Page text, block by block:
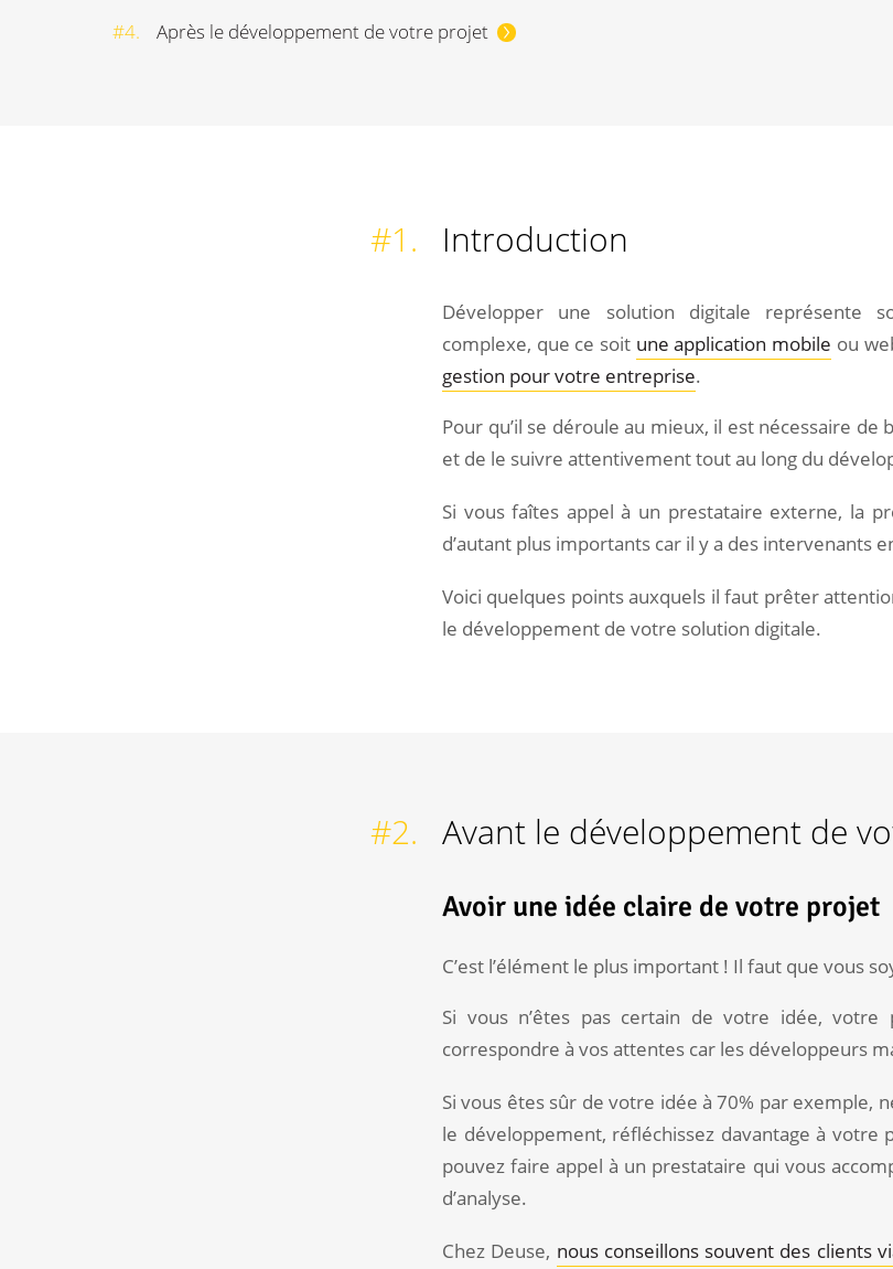
#4.
Après le développement de votre projet
#1. Introduction
Développer une solution digitale représente
complexe, que ce soit une application mobile ou
gestion pour votre entreprise.
Pour qu’il se déroule au mieux, il est nécessaire
et de le suivre attentivement tout au long du
Si vous faîtes appel à un prestataire externe, la
d’autant plus importants car il y a des intervenants
Voici quelques points auxquels il faut prêter
le développement de votre solution digitale.
#2. Avant le développement de
Avoir une idée claire de votre projet
C’est l’élément le plus important ! Il faut que vous
Si vous n’êtes pas certain de votre idée,
correspondre à vos attentes car les développeurs
Si vous êtes sûr de votre idée à 70% par exemple,
le développement, réfléchissez davantage à votre
pouvez faire appel à un prestataire qui vous
d’analyse.
Chez Deuse, nous conseillons souvent des clients